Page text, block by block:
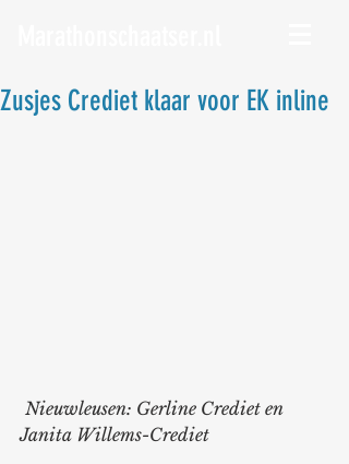
Zusjes Crediet klaar voor EK inline
Nieuwleusen: Gerline Crediet en
Janita Willems-Crediet